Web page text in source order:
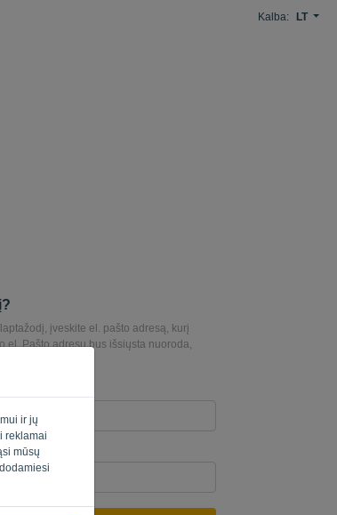
ir jų
reklamai
mūsų
Kalba: LT
įveskite el. pašto adresą, kurį
el. Pašto adresu bus išsiųsta nuoroda,
“